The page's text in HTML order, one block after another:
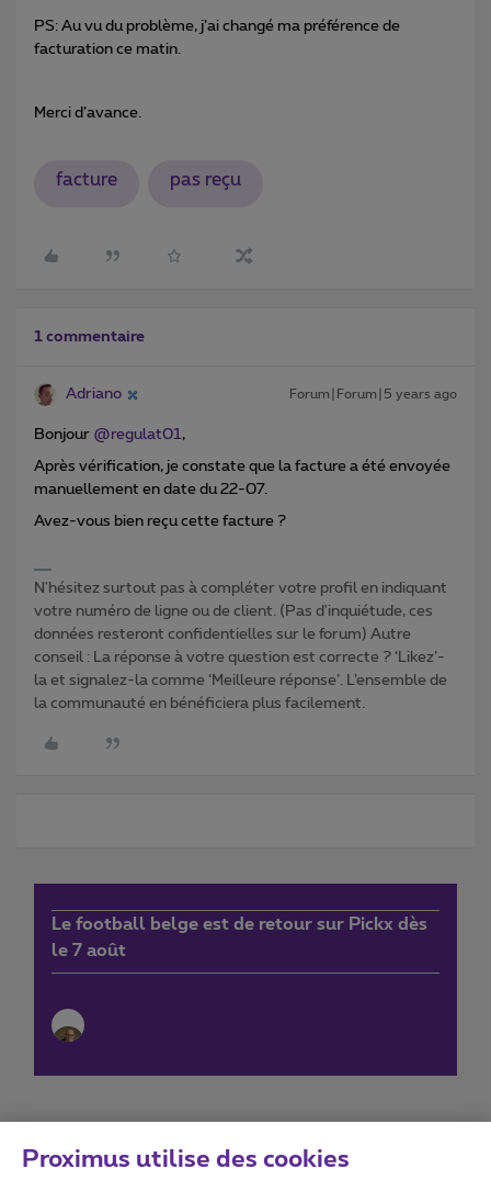
PS: Au vu du problème, j’ai changé ma préférence de
facturation ce matin.
Merci d’avance.
facture pas reçu
1 commentaire
Adriano Forum|Forum|5 years ago
Bonjour @regulat01,
Après vérification, je constate que la facture a été envoyée
manuellement en date du 22-07.
Avez-vous bien reçu cette facture ?
N'hésitez surtout pas à compléter votre profil en indiquant
votre numéro de ligne ou de client. (Pas d'inquiétude, ces
données resteront confidentielles sur le forum) Autre
conseil : La réponse à votre question est correcte ? ‘Likez’-
la et signalez-la comme ‘Meilleure réponse’. L’ensemble de
la communauté en bénéficiera plus facilement.
Le football belge est de retour sur Pickx dès
le 7 août
Proximus utilise des cookies